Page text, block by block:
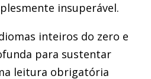
insuperável.
inteiros do zero e
para sustentar
leitura obrigatória